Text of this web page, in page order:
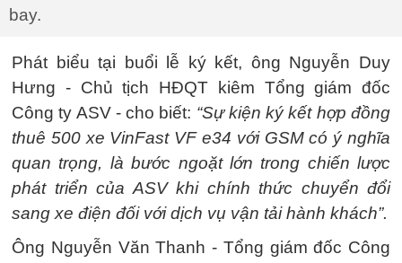
bay.
Phát biểu tại buổi lễ ký kết, ông Nguyễn Duy
Hưng - Chủ tịch HĐQT kiêm Tổng giám đốc
Công ty ASV - cho biết: “Sự kiện ký kết hợp đồng
thuê 500 xe VinFast VF e34 với GSM có ý nghĩa
quan trọng, là bước ngoặt lớn trong chiến lược
phát triển của ASV khi chính thức chuyển đổi
sang xe điện đối với dịch vụ vận tải hành khách”.
Ông Nguyễn Văn Thanh - Tổng giám đốc Công